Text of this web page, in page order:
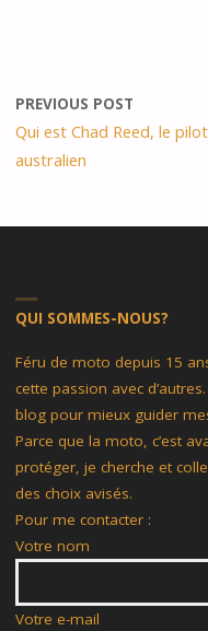
PREVIOUS POST
Qui est Chad Reed, le
australien
QUI SOMMES-NOUS?
Féru de moto depuis 15
cette passion avec
blog pour mieux guider
Parce que la moto, c’est
protéger, je cherche et
des choix avisés.
Pour me contacter :
Votre nom
Votre e-mail